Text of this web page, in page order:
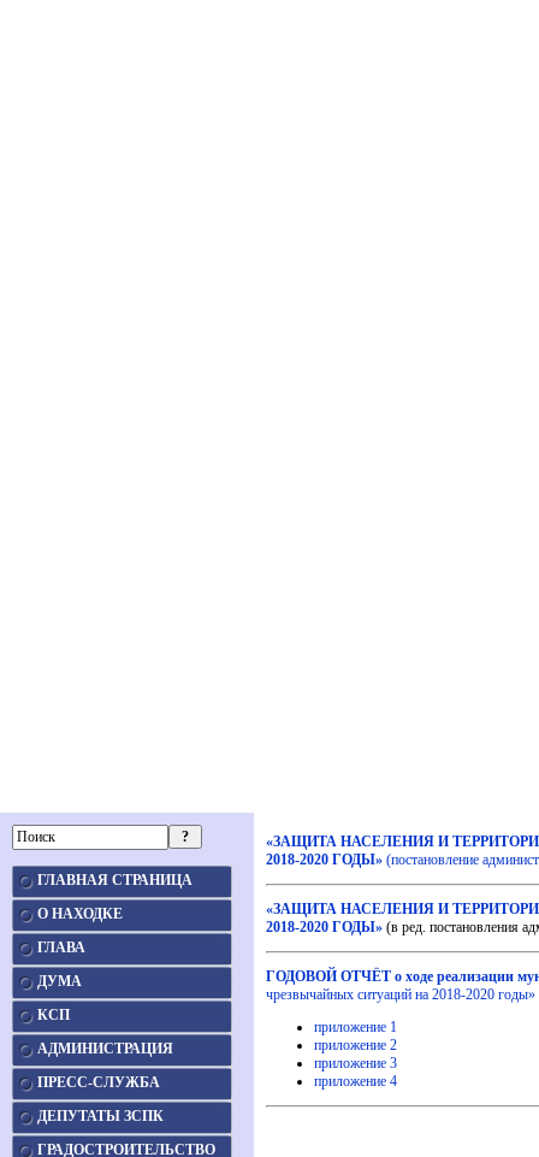
ГЛАВНАЯ СТРАНИЦА
О НАХОДКЕ
ГЛАВА
ДУМА
КСП
АДМИНИСТРАЦИЯ
ПРЕСС-СЛУЖБА
ДЕПУТАТЫ ЗСПК
ГРАДОСТРОИТЕЛЬСТВО
«ЗАЩИТА НАСЕЛЕНИЯ И
2018-2020 ГОДЫ» (постановление
«ЗАЩИТА НАСЕЛЕНИЯ И
2018-2020 ГОДЫ» (в ред. постановления
ГОДОВОЙ ОТЧЁТ о ходе реализации
чрезвычайных ситуаций на 2018-2020 годы»
приложение 1
приложение 2
приложение 3
приложение 4